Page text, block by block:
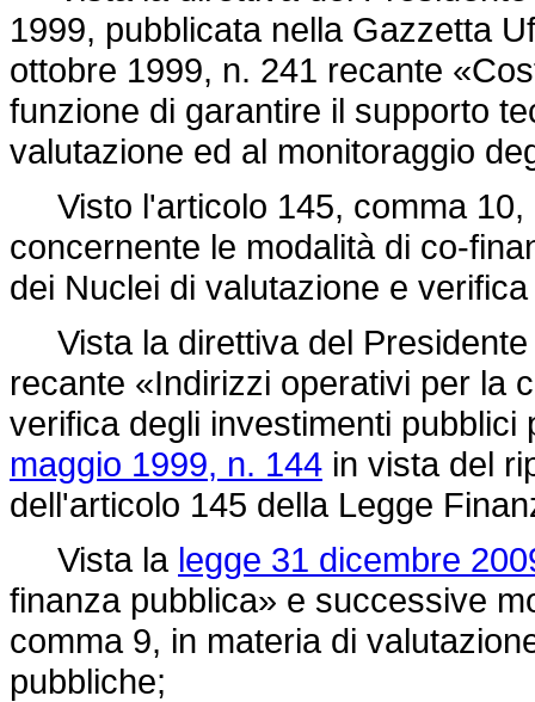
1999, pubblicata nella Gazzetta
ottobre 1999, n. 241 recante
funzione di garantire il supporto
valutazione ed al monitoraggio
Visto l'articolo 145, comma
concernente le modalità di co-
dei Nuclei di valutazione e
Vista la direttiva del Presidente
recante «Indirizzi operativi per la
verifica degli investimenti
maggio 1999, n. 144 in vista del
dell'articolo 145 della Legge
Vista la legge 31 dicembre
finanza pubblica» e successive
comma 9, in materia di
pubbliche;